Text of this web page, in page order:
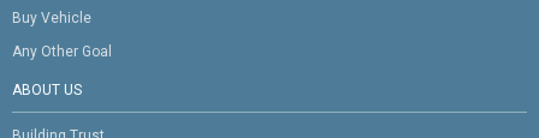
Buy Vehicle
Any Other Goal
ABOUT US